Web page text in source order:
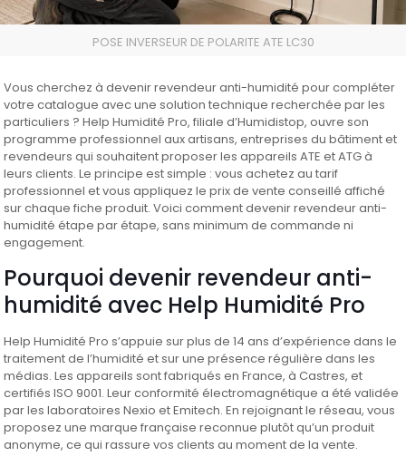
POSE INVERSEUR DE POLARITE ATE LC30
Vous cherchez à devenir revendeur anti-humidité pour compléter
votre catalogue avec une solution technique recherchée par les
particuliers ? Help Humidité Pro, filiale d’Humidistop, ouvre son
programme professionnel aux artisans, entreprises du bâtiment et
revendeurs qui souhaitent proposer les appareils ATE et ATG à
leurs clients. Le principe est simple : vous achetez au tarif
professionnel et vous appliquez le prix de vente conseillé affiché
sur chaque fiche produit. Voici comment devenir revendeur anti-
humidité étape par étape, sans minimum de commande ni
engagement.
Pourquoi devenir revendeur anti-
humidité avec Help Humidité Pro
Help Humidité Pro s’appuie sur plus de 14 ans d’expérience dans le
traitement de l’humidité et sur une présence régulière dans les
médias. Les appareils sont fabriqués en France, à Castres, et
certifiés ISO 9001. Leur conformité électromagnétique a été validée
par les laboratoires Nexio et Emitech. En rejoignant le réseau, vous
proposez une marque française reconnue plutôt qu’un produit
anonyme, ce qui rassure vos clients au moment de la vente.